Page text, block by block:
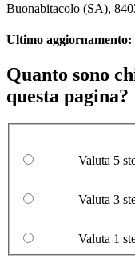
Buonabitacolo (SA),
Ultimo aggiornamento:
Quanto sono
questa pagina?
Valuta 5
Valuta 3
Valuta 1